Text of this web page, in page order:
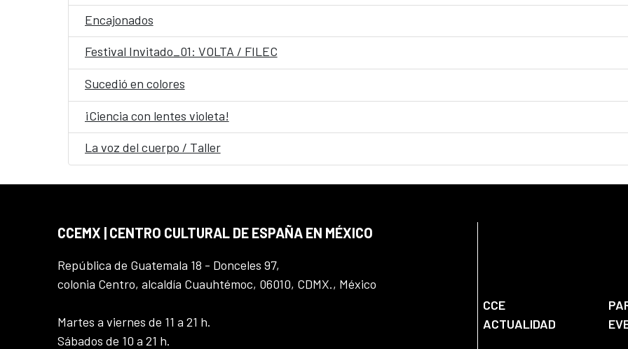
Encajonados
Festival Invitado_01: VOLTA / FILEC
Sucedió en colores
¡Ciencia con lentes violeta!
La voz del cuerpo / Taller
CCEMX | CENTRO CULTURAL DE ESPAÑA EN MÉXICO
República de Guatemala 18 - Donceles 97,
colonia Centro, alcaldía Cuauhtémoc, 06010, CDMX., México
Martes a viernes de 11 a 21 h.
Sábados de 10 a 21 h.
CCE
ACTUALIDAD